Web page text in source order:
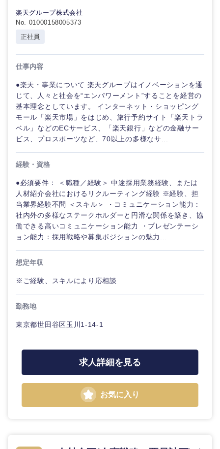
楽天グループ株式会社
No. 01000158005373
正社員
仕事内容
●楽天・事業について 楽天グループはイノベーションを通
じて、人々と社会を“エンパワーメント”することを経営の
基本理念としています。 インターネット・ショッピング
モール「楽天市場」をはじめ、旅行予約サイト「楽天トラ
ベル」などのECサービス、「楽天銀行」などの金融サー
ビス、プロスポーツなど、70以上の多様なサ...
経験・資格
●必須要件： ＜職種／経験＞ 中途採用業務経験、または
人材紹介会社におけるリクルーティング経験 ※経験、担
当業界経験不問 ＜スキル＞ ・コミュニケーション能力：
社内外の多様なステークホルダーと円滑な関係を築き、協
働できる高いコミュニケーション能力 ・プレゼンテーシ
ョン能力：採用戦略や募集ポジションの魅力...
想定年収
※ご経験、スキルにより応相談
勤務地
東京都世田谷区玉川1-14-1
求人詳細を見る
お気に入り